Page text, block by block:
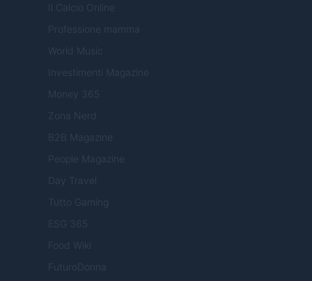
Il Calcio Online
Professione mamma
World Music
Investimenti Magazine
Money 365
Zona Nerd
B2B Magazine
People Magazine
Day Travel
Tutto Gaming
ESG 365
Food Wiki
FuturoDonna